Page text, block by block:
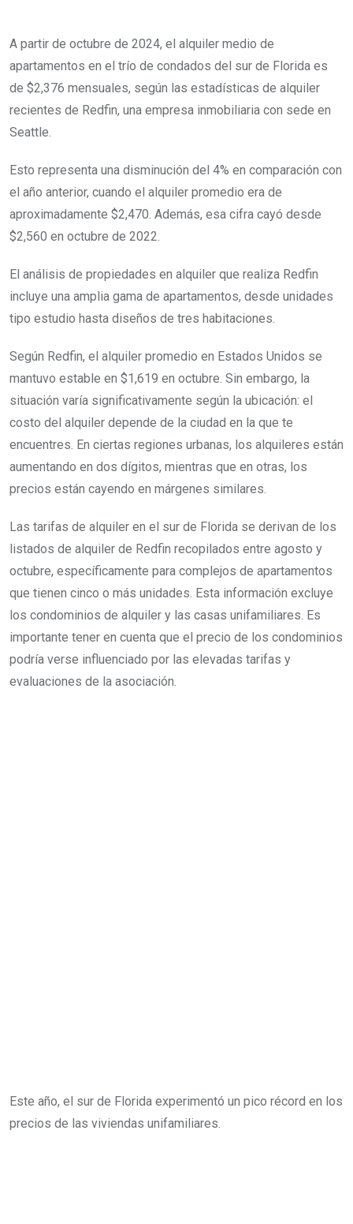
A partir de octubre de 2024, el alquiler medio de
apartamentos en el trío de condados del sur de Florida es
de $2,376 mensuales, según las estadísticas de alquiler
recientes de Redfin, una empresa inmobiliaria con sede en
Seattle.
Esto representa una disminución del 4% en comparación con
el año anterior, cuando el alquiler promedio era de
aproximadamente $2,470. Además, esa cifra cayó desde
$2,560 en octubre de 2022.
El análisis de propiedades en alquiler que realiza Redfin
incluye una amplia gama de apartamentos, desde unidades
tipo estudio hasta diseños de tres habitaciones.
Según Redfin, el alquiler promedio en Estados Unidos se
mantuvo estable en $1,619 en octubre. Sin embargo, la
situación varía significativamente según la ubicación: el
costo del alquiler depende de la ciudad en la que te
encuentres. En ciertas regiones urbanas, los alquileres están
aumentando en dos dígitos, mientras que en otras, los
precios están cayendo en márgenes similares.
Las tarifas de alquiler en el sur de Florida se derivan de los
listados de alquiler de Redfin recopilados entre agosto y
octubre, específicamente para complejos de apartamentos
que tienen cinco o más unidades. Esta información excluye
los condominios de alquiler y las casas unifamiliares. Es
importante tener en cuenta que el precio de los condominios
podría verse influenciado por las elevadas tarifas y
evaluaciones de la asociación.
Este año, el sur de Florida experimentó un pico récord en los
precios de las viviendas unifamiliares.